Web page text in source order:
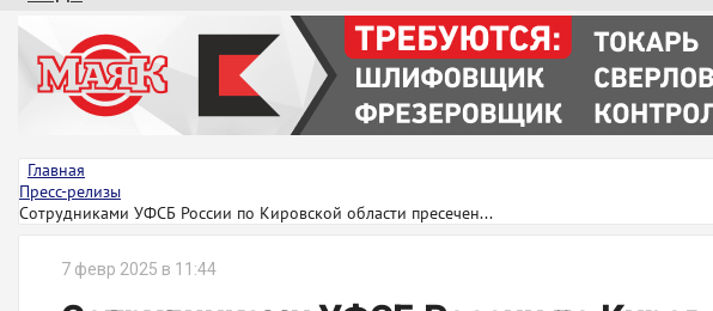
КРУЖКИ И СЕКЦИИ
ЗАВОДУ "МАЯК" 85 ЛЕТ
ЭКОЛОГИЯ
Главная
Пресс-релизы
Сотрудниками УФСБ России по Кировской области пресечен...
7 февр 2025 в 11:44